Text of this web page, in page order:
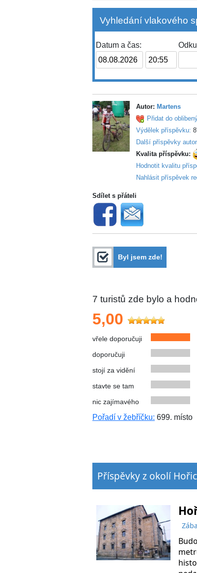
Vyhledání vlakového
Datum a čas:
Autor: Martens
Přidat do
Výdělek příspěvku:
Další příspěvky
Kvalita příspěvku:
Hodnotit kvalitu
Nahlásit příspěvek
Sdílet s přáteli
Byl jsem zde!
7 turistů zde bylo a
5,00
vřele doporučuji
doporučuji
stojí za vidění
stavte se tam
nic zajímavého
Pořadí v žebříčku: 699. místo
Příspěvky z okolí